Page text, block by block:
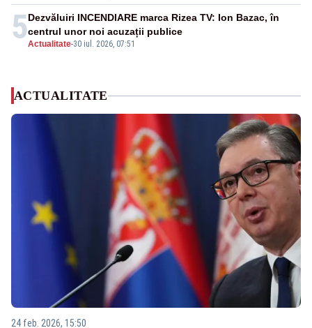
5Actualitate-30 iul. 2026, 07:51
Dezvăluiri INCENDIARE marca Rizea TV: Ion Bazac, în
centrul unor noi acuzații publice
ACTUALITATE
24 feb. 2026, 15:50